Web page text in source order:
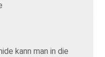
kann man in die